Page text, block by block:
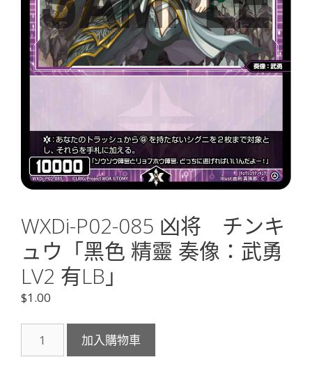
WXDi-P02-085 凶将 チンキ
ュウ「黑色 精靈 奏像：武勇
LV2 有LB」
$1.00
P02-
加入購物車